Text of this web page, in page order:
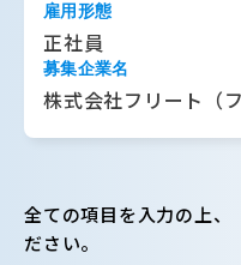
雇用形態
正社員
募集企業名
株式会社フリート（
全ての項目を入力の上、
ださい。